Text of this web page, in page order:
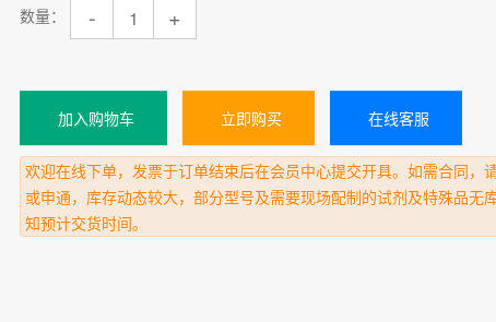
数量： - +
加入购物车 立即购买 在线客服
欢迎在线下单，发票于订单结束后在会员中心提交开具。如需合同，
或申通，库存动态较大，部分型号及需要现场配制的试剂及特殊品无
知预计交货时间。